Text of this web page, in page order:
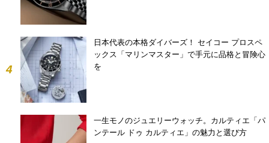
4
日本代表の本格ダイバーズ！ セイコー プロスペ
ックス「マリンマスター」で手元に品格と冒険心
を
一生モノのジュエリーウォッチ。カルティエ「パ
ンテール ドゥ カルティエ」の魅力と選び方